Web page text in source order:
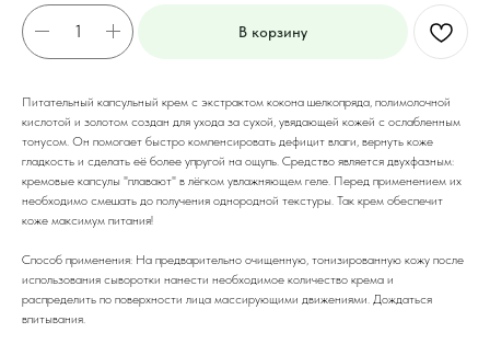
В корзину
Питательный капсульный крем с экстрактом кокона шелкопряда, полимолочной
кислотой и золотом создан для ухода за сухой, увядающей кожей с ослабленным
тонусом. Он помогает быстро компенсировать дефицит влаги, вернуть коже
гладкость и сделать её более упругой на ощупь. Средство является двухфазным:
кремовые капсулы "плавают" в лёгком увлажняющем геле. Перед применением их
необходимо смешать до получения однородной текстуры. Так крем обеспечит
коже максимум питания!
Способ применения: На предварительно очищенную, тонизированную кожу после
использования сыворотки нанести необходимое количество крема и
распределить по поверхности лица массирующими движениями. Дождаться
впитывания.